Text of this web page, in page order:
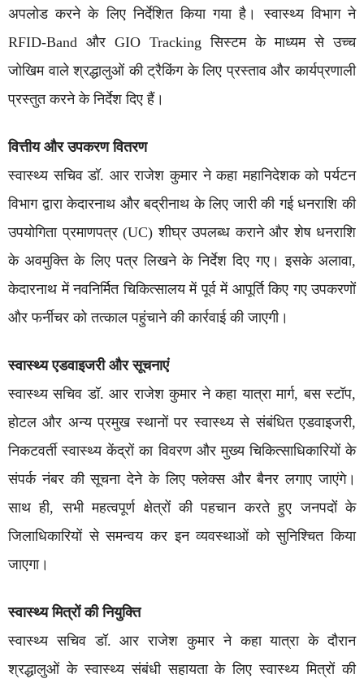
अपलोड करने के लिए निर्देशित किया गया है। स्वास्थ्य विभाग ने
RFID-Band और GIO Tracking सिस्टम के माध्यम से उच्च
जोखिम वाले श्रद्धालुओं की ट्रैकिंग के लिए प्रस्ताव और कार्यप्रणाली
प्रस्तुत करने के निर्देश दिए हैं।
वित्तीय और उपकरण वितरण
स्वास्थ्य सचिव डॉ. आर राजेश कुमार ने कहा महानिदेशक को पर्यटन
विभाग द्वारा केदारनाथ और बद्रीनाथ के लिए जारी की गई धनराशि की
उपयोगिता प्रमाणपत्र (UC) शीघ्र उपलब्ध कराने और शेष धनराशि
के अवमुक्ति के लिए पत्र लिखने के निर्देश दिए गए। इसके अलावा,
केदारनाथ में नवनिर्मित चिकित्सालय में पूर्व में आपूर्ति किए गए उपकरणों
और फर्नीचर को तत्काल पहुंचाने की कार्रवाई की जाएगी।
स्वास्थ्य एडवाइजरी और सूचनाएं
स्वास्थ्य सचिव डॉ. आर राजेश कुमार ने कहा यात्रा मार्ग, बस स्टॉप,
होटल और अन्य प्रमुख स्थानों पर स्वास्थ्य से संबंधित एडवाइजरी,
निकटवर्ती स्वास्थ्य केंद्रों का विवरण और मुख्य चिकित्साधिकारियों के
संपर्क नंबर की सूचना देने के लिए फ्लेक्स और बैनर लगाए जाएंगे।
साथ ही, सभी महत्वपूर्ण क्षेत्रों की पहचान करते हुए जनपदों के
जिलाधिकारियों से समन्वय कर इन व्यवस्थाओं को सुनिश्चित किया
जाएगा।
स्वास्थ्य मित्रों की नियुक्ति
स्वास्थ्य सचिव डॉ. आर राजेश कुमार ने कहा यात्रा के दौरान
श्रद्धालुओं के स्वास्थ्य संबंधी सहायता के लिए स्वास्थ्य मित्रों की